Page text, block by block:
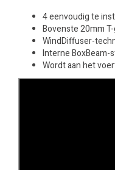
4 eenvoudig te
Bovenste 20mm
WindDiffuser-
Interne
Wordt aan het